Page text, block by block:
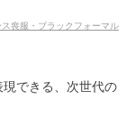
喪服・ブラックフォーマル
できる、次世代の